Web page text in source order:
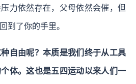
力依然存在，父母依然会催，但
到了你的手里。
自由呢？本质是我们终于从工具
体。这也是五四运动以来人们一